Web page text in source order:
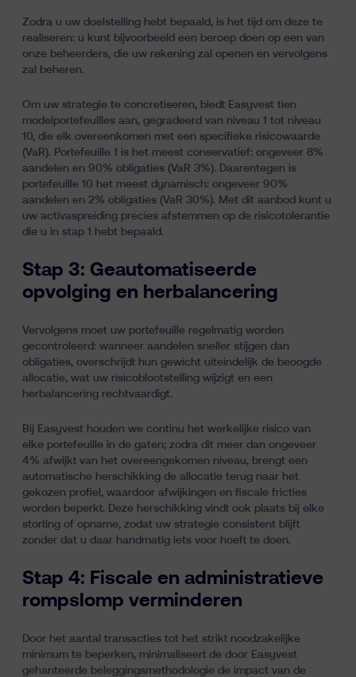
Zodra u uw doelstelling hebt bepaald, is het tijd om deze te
realiseren: u kunt bijvoorbeeld een beroep doen op een van
onze beheerders, die uw rekening zal openen en vervolgens
zal beheren.
Om uw strategie te concretiseren, biedt Easyvest tien
modelportefeuilles aan, gegradeerd van niveau 1 tot niveau
10, die elk overeenkomen met een specifieke risicowaarde
(VaR). Portefeuille 1 is het meest conservatief: ongeveer 8%
aandelen en 90% obligaties (VaR 3%). Daarentegen is
portefeuille 10 het meest dynamisch: ongeveer 90%
aandelen en 2% obligaties (VaR 30%). Met dit aanbod kunt u
uw activaspreiding precies afstemmen op de risicotolerantie
die u in stap 1 hebt bepaald.
Stap 3: Geautomatiseerde
opvolging en herbalancering
Vervolgens moet uw portefeuille regelmatig worden
gecontroleerd: wanneer aandelen sneller stijgen dan
obligaties, overschrijdt hun gewicht uiteindelijk de beoogde
allocatie, wat uw risicoblootstelling wijzigt en een
herbalancering rechtvaardigt.
Bij Easyvest houden we continu het werkelijke risico van
elke portefeuille in de gaten; zodra dit meer dan ongeveer
4% afwijkt van het overeengekomen niveau, brengt een
automatische herschikking de allocatie terug naar het
gekozen profiel, waardoor afwijkingen en fiscale fricties
worden beperkt. Deze herschikking vindt ook plaats bij elke
storting of opname, zodat uw strategie consistent blijft
zonder dat u daar handmatig iets voor hoeft te doen.
Stap 4: Fiscale en administratieve
rompslomp verminderen
Door het aantal transacties tot het strikt noodzakelijke
minimum te beperken, minimaliseert de door Easyvest
gehanteerde beleggingsmethodologie de impact van de